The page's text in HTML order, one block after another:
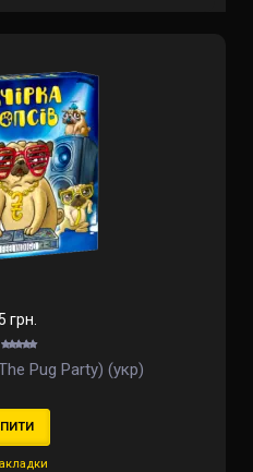
грн.
Pug Party) (укр)